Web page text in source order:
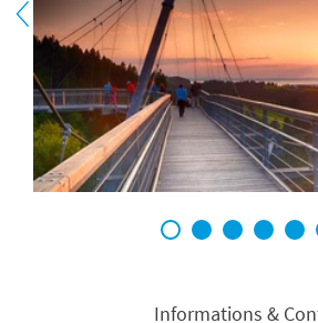
1 2 3 4 5
Informations &